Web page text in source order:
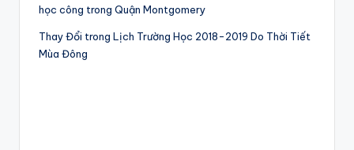
học công trong Quận Montgomery
Thay Đổi trong Lịch Trường Học 2018-2019 Do Thời Tiết
Mùa Đông